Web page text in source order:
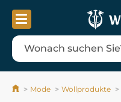
Mode Wollprodukte